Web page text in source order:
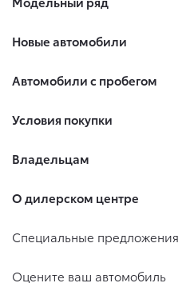
Новые автомобили
Автомобили с пробегом
Условия покупки
Владельцам
О дилерском центре
Специальные предложения
Оцените ваш автомобиль